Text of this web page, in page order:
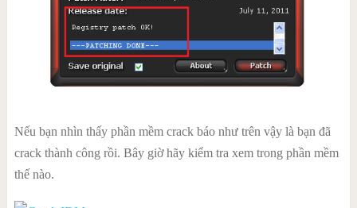
Nếu bạn nhìn thấy phần mềm crack báo như trên vậy là bạn đã
crack thành công rồi. Bây giờ hãy kiểm tra xem trong phần mềm
thế nào.